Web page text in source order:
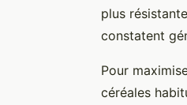
plus
constatent
Pour
céréales